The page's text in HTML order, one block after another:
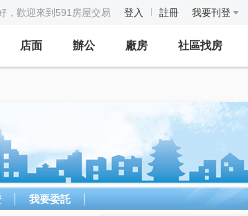
，歡迎來到591房屋交易 登入 註冊 我要刊登
店面 辦公 廠房 社區找房
我要委託